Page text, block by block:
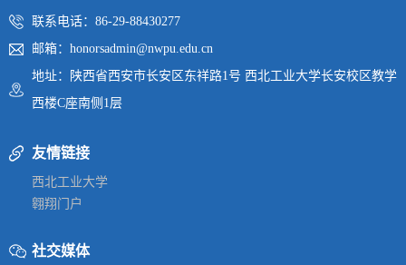
联系电话：86-29-88430277
邮箱：honorsadmin@nwpu.edu.cn
地址：陕西省西安市长安区东祥路1号 西北工业大学长安校区教学
西楼C座南侧1层
友情链接
西北工业大学
翱翔门户
社交媒体